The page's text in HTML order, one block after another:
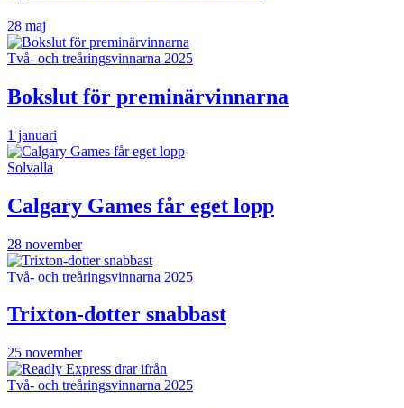
28 maj
Två- och treåringsvinnarna 2025
Bokslut för preminärvinnarna
1 januari
Solvalla
Calgary Games får eget lopp
28 november
Två- och treåringsvinnarna 2025
Trixton-dotter snabbast
25 november
Två- och treåringsvinnarna 2025